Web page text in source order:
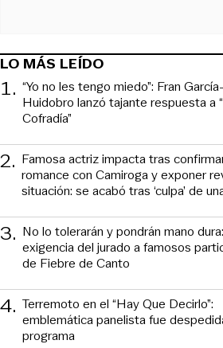
LO MÁS LEÍDO
1. “Yo no les tengo miedo”: Fran García-
Huidobro lanzó tajante respuesta a
Cofradía”
2. Famosa actriz impacta tras
romance con Camiroga y exponer
situación: se acabó tras ‘culpa’ de
3. No lo tolerarán y pondrán mano
exigencia del jurado a famosos
de Fiebre de Canto
4. Terremoto en el “Hay Que Decirlo”:
emblemática panelista fue
programa